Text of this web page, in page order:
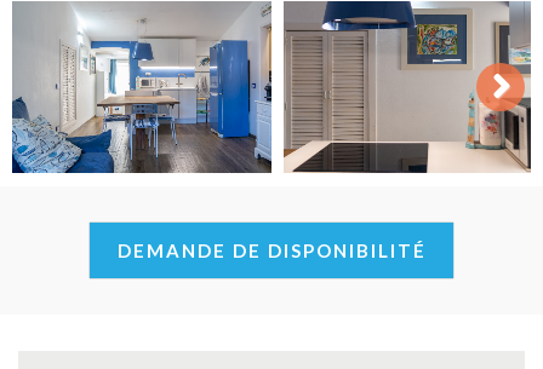
Next
DEMANDE DE DISPONIBILITÉ